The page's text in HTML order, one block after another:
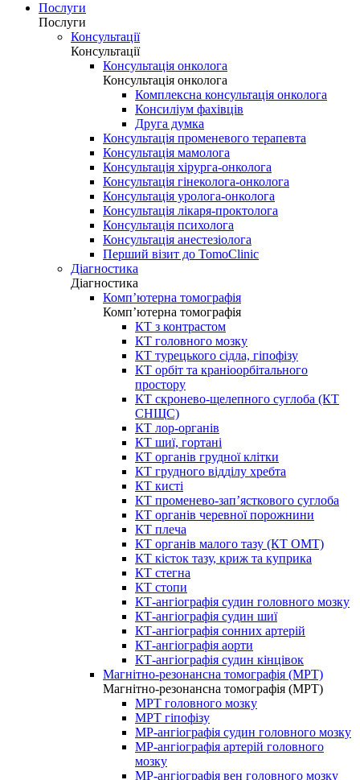
Послуги
Послуги
Консультації
Консультації
Консультація онколога
Консультація онколога
Комплексна консультація онколога
Консиліум фахівців
Друга думка
Консультація променевого терапевта
Консультація мамолога
Консультація хірурга-онколога
Консультація гінеколога-онколога
Консультація уролога-онколога
Консультація лікаря-проктолога
Консультація психолога
Консультація анестезіолога
Перший візит до TomoClinic
Діагностика
Діагностика
Комп’ютерна томографія
Комп’ютерна томографія
КТ з контрастом
КТ головного мозку
КТ турецького сідла, гіпофізу
КТ орбіт та краніоорбітального
простору
КТ скронево-щелепного суглоба (КТ
СНЩС)
КТ лор-органів
КТ шиї, гортані
КТ органів грудної клітки
КТ грудного відділу хребта
КТ кисті
КТ променево-зап’ясткового суглоба
КТ органів черевної порожнини
КТ плеча
КТ органів малого тазу (КТ ОМТ)
КТ кісток тазу, криж та куприка
КТ стегна
КТ стопи
КТ-ангіографія судин головного мозку
КТ-ангіографія судин шиї
КТ-ангіографія сонних артерій
КТ-ангіографія аорти
КТ-ангіографія судин кінцівок
Магнітно-резонансна томографія (МРТ)
Магнітно-резонансна томографія (МРТ)
МРТ головного мозку
МРТ гіпофізу
МР-ангіографія судин головного мозку
МР-ангіографія артерій головного
мозку
МР-ангіографія вен головного мозку